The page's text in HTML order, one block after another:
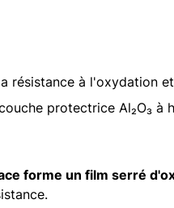
résistance à l'oxydation
protectrice Al₂O₃ à
forme un film serré